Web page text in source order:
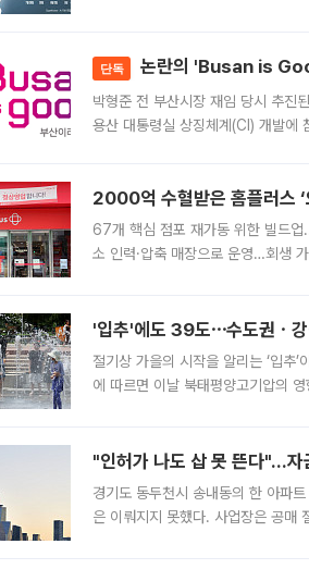
단독 논란의 'Busan is
박형준 전 부산시장 재임 당시 추진
용산 대통령실 상징체계(CI) 개발에
2000억 수혈받은 홈플러스 ‘
67개 핵심 점포 재가동 위한 빌드업
소 인력·압축 매장으로 운영…회생
'입추'에도 39도⋯수도권ㆍ
절기상 가을의 시작을 알리는 ‘입추
에 따르면 이날 북태평양고기압의
"인허가 나도 삽 못 뜬다"…
경기도 동두천시 송내동의 한 아파
은 이뤄지지 못했다. 사업장은 공